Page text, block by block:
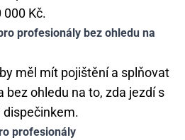
Kč.
profesionály bez ohledu na
měl mít pojištění a splňovat
bez ohledu na to, zda jezdí s
dispečinkem.
profesionály